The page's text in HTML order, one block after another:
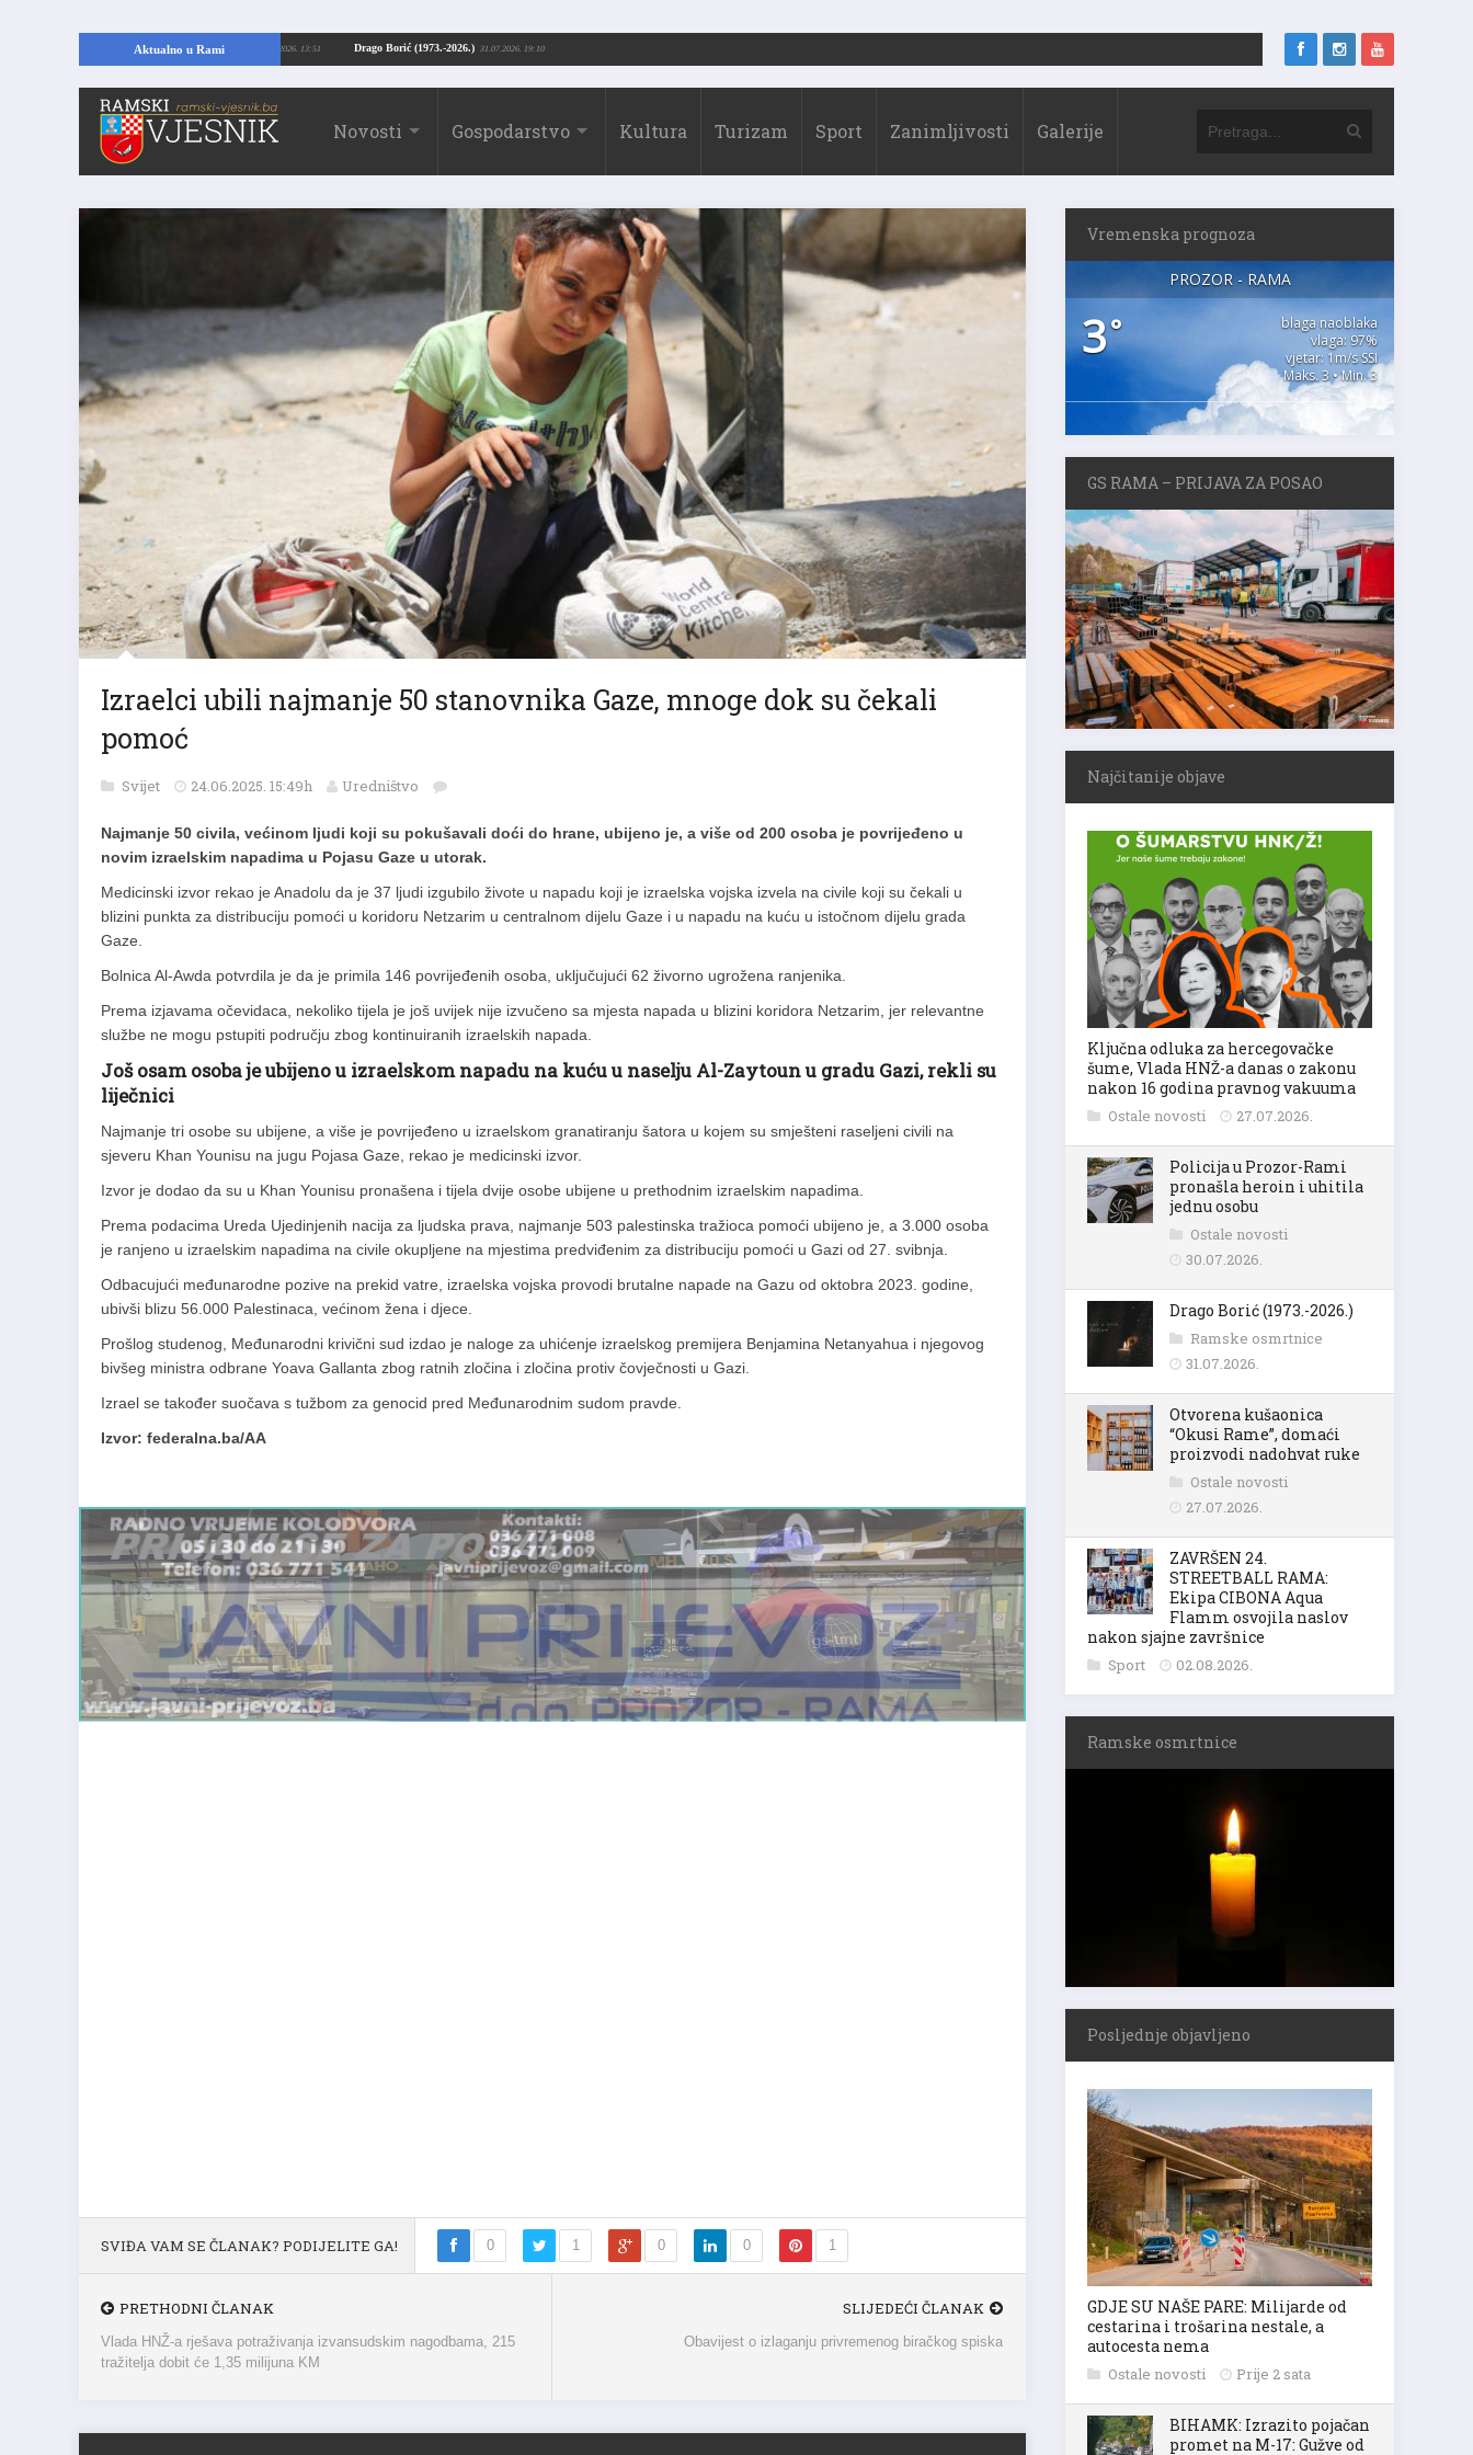
Aktualno u Rami Drago Borić (1973.-2026.) 31.07.2026. 19:10
Kopajući temelje kuće, pronašao vrijedne arheološke ostatke 24.07.2026. 13:51
Novosti Gospodarstvo Kultura Turizam Sport Zanimljivosti Galerije
Izraelci ubili najmanje 50 stanovnika Gaze, mnoge dok su čekali
pomoć
Svijet 24.06.2025. 15:49h Uredništvo
Najmanje 50 civila, većinom ljudi koji su pokušavali doći do hrane, ubijeno je, a više od 200 osoba je povrijeđeno u
novim izraelskim napadima u Pojasu Gaze u utorak.
Medicinski izvor rekao je Anadolu da je 37 ljudi izgubilo živote u napadu koji je izraelska vojska izvela na civile koji su čekali u
blizini punkta za distribuciju pomoći u koridoru Netzarim u centralnom dijelu Gaze i u napadu na kuću u istočnom dijelu grada
Gaze.
Bolnica Al-Awda potvrdila je da je primila 146 povrijeđenih osoba, uključujući 62 živorno ugrožena ranjenika.
Prema izjavama očevidaca, nekoliko tijela je još uvijek nije izvučeno sa mjesta napada u blizini koridora Netzarim, jer relevantne
službe ne mogu pstupiti području zbog kontinuiranih izraelskih napada.
Još osam osoba je ubijeno u izraelskom napadu na kuću u naselju Al-Zaytoun u gradu Gazi, rekli su
liječnici
Najmanje tri osobe su ubijene, a više je povrijeđeno u izraelskom granatiranju šatora u kojem su smješteni raseljeni civili na
sjeveru Khan Younisu na jugu Pojasa Gaze, rekao je medicinski izvor.
Izvor je dodao da su u Khan Younisu pronašena i tijela dvije osobe ubijene u prethodnim izraelskim napadima.
Prema podacima Ureda Ujedinjenih nacija za ljudska prava, najmanje 503 palestinska tražioca pomoći ubijeno je, a 3.000 osoba
je ranjeno u izraelskim napadima na civile okupljene na mjestima predviđenim za distribuciju pomoći u Gazi od 27. svibnja.
Odbacujući međunarodne pozive na prekid vatre, izraelska vojska provodi brutalne napade na Gazu od oktobra 2023. godine,
ubivši blizu 56.000 Palestinaca, većinom žena i djece.
Prošlog studenog, Međunarodni krivični sud izdao je naloge za uhićenje izraelskog premijera Benjamina Netanyahua i njegovog
bivšeg ministra odbrane Yoava Gallanta zbog ratnih zločina i zločina protiv čovječnosti u Gazi.
Izrael se također suočava s tužbom za genocid pred Međunarodnim sudom pravde.
Izvor: federalna.ba/AA
SVIĐA VAM SE ČLANAK? PODIJELITE GA! 0 1 0 0 1
PRETHODNI ČLANAK
Vlada HNŽ-a rješava potraživanja izvansudskim nagodbama, 215
tražitelja dobit će 1,35 milijuna KM
SLIJEDEĆI ČLANAK
Obavijest o izlaganju privremenog biračkog spiska
Vremenska prognoza
PROZOR - RAMA
3°
blaga naoblaka
vlaga: 97%
vjetar: 1m/s SSI
Maks. 3 • Min. 3
GS RAMA – PRIJAVA ZA POSAO
Najčitanije objave
Ključna odluka za hercegovačke
šume, Vlada HNŽ-a danas o zakonu
nakon 16 godina pravnog vakuuma
Ostale novosti 27.07.2026.
Policija u Prozor-Rami
pronašla heroin i uhitila
jednu osobu
Ostale novosti
30.07.2026.
Drago Borić (1973.-2026.)
Ramske osmrtnice
31.07.2026.
Otvorena kušaonica
“Okusi Rame”, domaći
proizvodi nadohvat ruke
Ostale novosti
27.07.2026.
ZAVRŠEN 24.
STREETBALL RAMA:
Ekipa CIBONA Aqua
Flamm osvojila naslov
nakon sjajne završnice
Sport 02.08.2026.
Ramske osmrtnice
Posljednje objavljeno
GDJE SU NAŠE PARE: Milijarde od
cestarina i trošarina nestale, a
autocesta nema
Ostale novosti Prije 2 sata
BIHAMK: Izrazito pojačan
promet na M-17: Gužve od